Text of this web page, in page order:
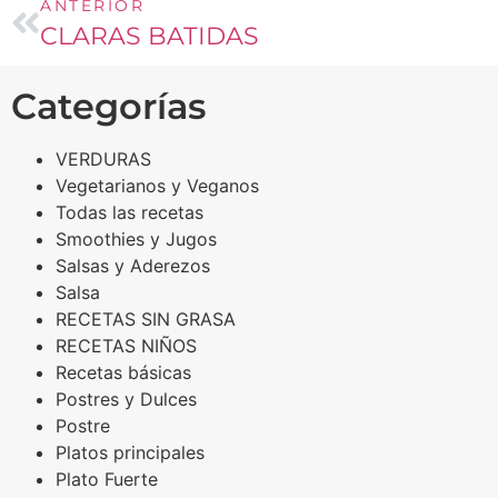
ANTERIOR
CLARAS BATIDAS
Categorías
VERDURAS
Vegetarianos y Veganos
Todas las recetas
Smoothies y Jugos
Salsas y Aderezos
Salsa
RECETAS SIN GRASA
RECETAS NIÑOS
Recetas básicas
Postres y Dulces
Postre
Platos principales
Plato Fuerte